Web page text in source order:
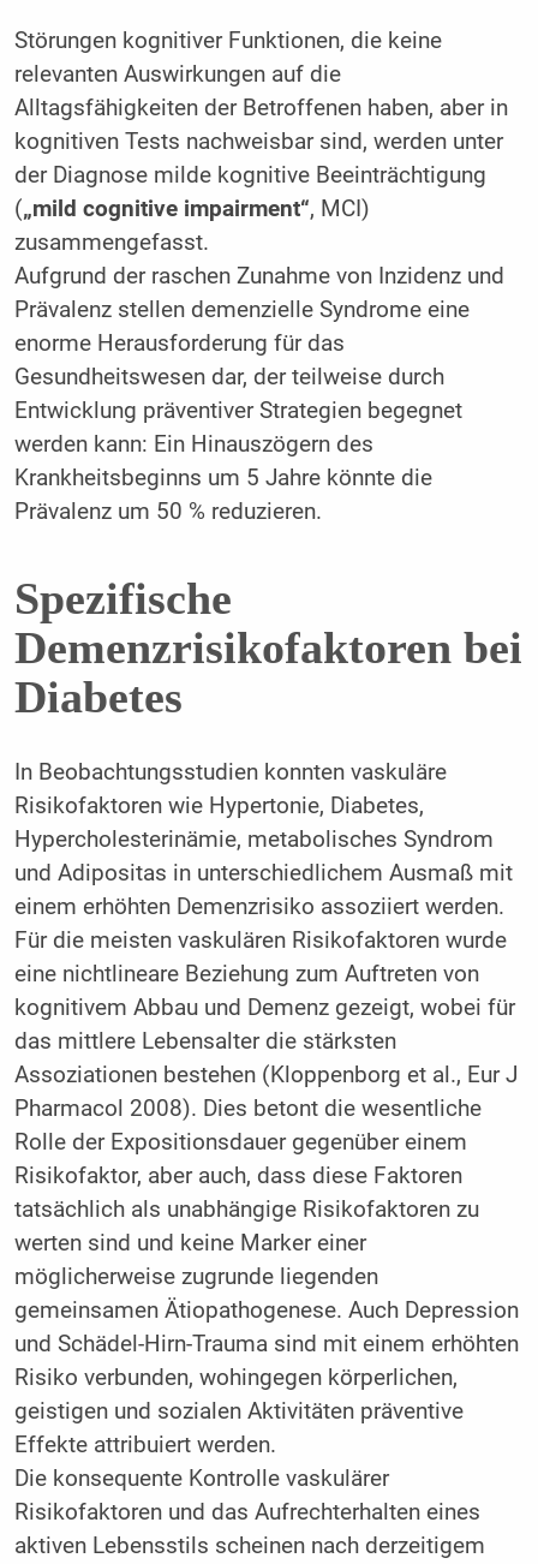
Störungen kognitiver Funktionen, die keine
relevanten Auswirkungen auf die
Alltagsfähigkeiten der Betroffenen haben, aber in
kognitiven Tests nachweisbar sind, werden unter
der Diagnose milde kognitive Beeinträchtigung
(„mild cognitive impairment“, MCI)
zusammengefasst.
Aufgrund der raschen Zunahme von Inzidenz und
Prävalenz stellen demenzielle Syndrome eine
enorme Herausforderung für das
Gesundheitswesen dar, der teilweise durch
Entwicklung präventiver Strategien begegnet
werden kann: Ein Hinauszögern des
Krankheitsbeginns um 5 Jahre könnte die
Prävalenz um 50 % reduzieren.
Spezifische
Demenzrisikofaktoren bei
Diabetes
In Beobachtungsstudien konnten vaskuläre
Risikofaktoren wie Hypertonie, Diabetes,
Hypercholesterinämie, metabolisches Syndrom
und Adipositas in unterschiedlichem Ausmaß mit
einem erhöhten Demenzrisiko assoziiert werden.
Für die meisten vaskulären Risikofaktoren wurde
eine nichtlineare Beziehung zum Auftreten von
kognitivem Abbau und Demenz gezeigt, wobei für
das mittlere Lebensalter die stärksten
Assoziationen bestehen (Kloppenborg et al., Eur J
Pharmacol 2008). Dies betont die wesentliche
Rolle der Expositionsdauer gegenüber einem
Risikofaktor, aber auch, dass diese Faktoren
tatsächlich als unabhängige Risikofaktoren zu
werten sind und keine Marker einer
möglicherweise zugrunde liegenden
gemeinsamen Ätiopathogenese. Auch Depression
und Schädel-Hirn-Trauma sind mit einem erhöhten
Risiko verbunden, wohingegen körperlichen,
geistigen und sozialen Aktivitäten präventive
Effekte attribuiert werden.
Die konsequente Kontrolle vaskulärer
Risikofaktoren und das Aufrechterhalten eines
aktiven Lebensstils scheinen nach derzeitigem